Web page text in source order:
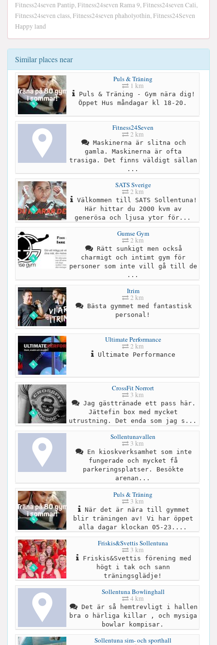
Fitness24seven Pantip, Fitness24seven Rama 9, Fitness24seven Cali,
Fitness24seven class, Fitness24seven phaholyothin, Fitness24Seven
Happy land
Similar places near
Puls & Träning
1 km
Puls & Träning - Gym nära dig!
Öppet Hus måndagar kl 18-20.
Fitness24Seven
2 km
Maskinerna är slitna och
gamla. Maskinerna är ofta
trasiga. Det finns väldigt sällan
...
SATS Sverige
2 km
Välkommen till SATS Sollentuna!
Här hittar du 2000 kvm av
generösa och ljusa ytor för...
Gumse Gym
2 km
Rätt sunkigt men också
charmigt och intimt gym för
personer som inte vill gå till de
...
Itrim
2 km
Bästa gymmet med fantastisk
personal!
Ultimate Performance
2 km
Ultimate Performance
CrossFit Norrort
3 km
Jag gästtränade ett pass här.
Jättefin box med mycket
utrustning. Det enda som jag s...
Sollentunavallen
3 km
En kioskverksamhet som inte
fungerade och mycket få
parkeringsplatser. Besökte
arenan...
Puls & Träning
3 km
När det är nära till gymmet
blir träningen av! Vi har öppet
alla dagar klockan 05-23....
Friskis&Svettis Sollentuna
3 km
Friskis&Svettis förening med
högt i tak och sann
träningsglädje!
Sollentuna Bowlinghall
4 km
Det är så hemtrevligt i hallen
bra o härliga killar , och mysiga
bowlar kompisar.
Sollentuna sim- och sporthall